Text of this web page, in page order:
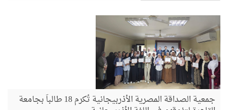
جمعية الصداقة المصرية الأذربيجانية تُكرم 18 طالباً بجامعة